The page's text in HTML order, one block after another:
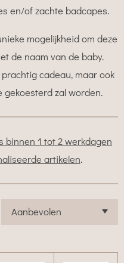
en/of zachte badcapes.
mogelijkheid om deze
de naam van de baby.
cadeau, maar ook
zal worden.
binnen 1 tot 2 werkdagen
artikelen.